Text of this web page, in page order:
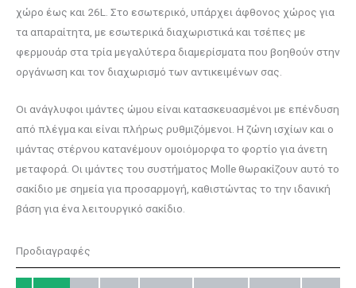
χώρο έως και 26L. Στο εσωτερικό, υπάρχει άφθονος χώρος για
τα απαραίτητα, με εσωτερικά διαχωριστικά και τσέπες με
φερμουάρ στα τρία μεγαλύτερα διαμερίσματα που βοηθούν στην
οργάνωση και τον διαχωρισμό των αντικειμένων σας.
Οι ανάγλυφοι ιμάντες ώμου είναι κατασκευασμένοι με επένδυση
από πλέγμα και είναι πλήρως ρυθμιζόμενοι. Η ζώνη ισχίων και ο
ιμάντας στέρνου κατανέμουν ομοιόμορφα το φορτίο για άνετη
μεταφορά. Οι ιμάντες του συστήματος Molle θωρακίζουν αυτό το
σακίδιο με σημεία για προσαρμογή, καθιστώντας το την ιδανική
βάση για ένα λειτουργικό σακίδιο.
Προδιαγραφές